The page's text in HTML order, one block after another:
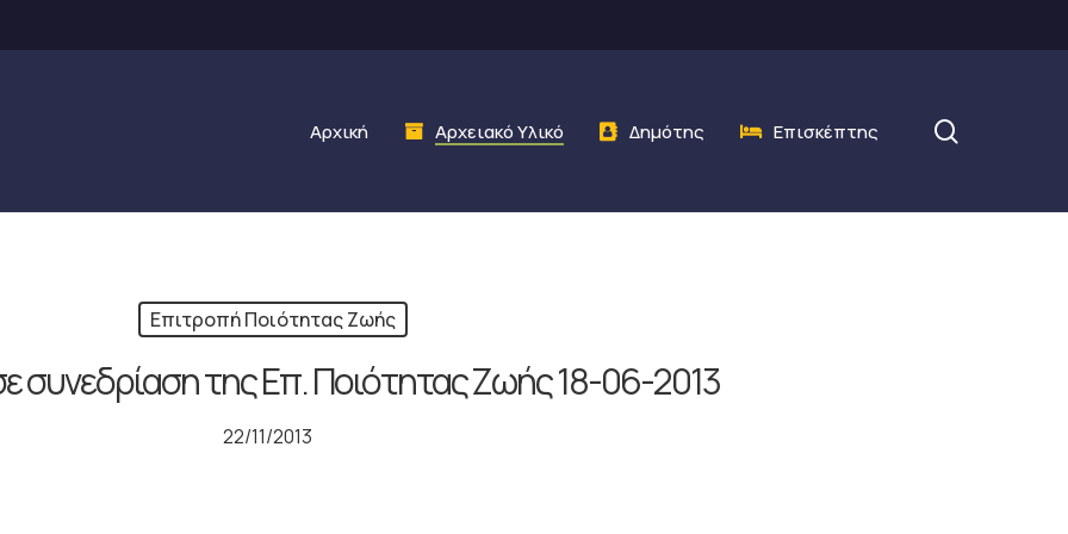
Αρχική Αρχειακό Υλικό Δημότης Επισκέπτης
Επιτροπή Ποιότητας Ζωής
συνεδρίαση της Επ. Ποιότητας Ζωής 18-06-2013
22/11/2013